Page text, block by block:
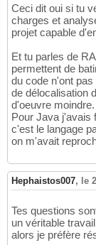
Ceci dit oui si tu
charges et
projet capable
Et tu parles de
permettent de
du code n'ont
de délocalisation
d'oeuvre moindre.
Pour Java j'avais
c'est le langage
on m'avait
Hephaistos007, le
Tes questions
un véritable
alors je préfère